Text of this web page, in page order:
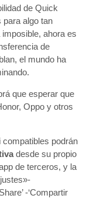
de Quick
para algo tan
ahora es
de
el mundo ha
que esperar que
Oppo y otros
podrán
desde su propio
de terceros, y la
-‘Compartir